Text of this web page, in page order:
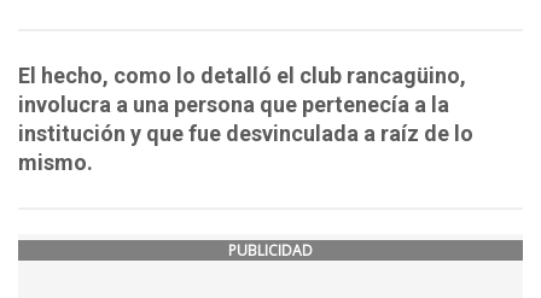
El hecho, como lo detalló el club rancagüino,
involucra a una persona que pertenecía a la
institución y que fue desvinculada a raíz de lo
mismo.
PUBLICIDAD